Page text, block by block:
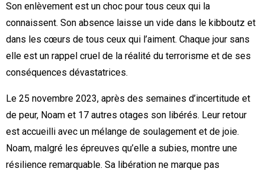
Son enlèvement est un choc pour tous ceux qui la
connaissent. Son absence laisse un vide dans le kibboutz et
dans les cœurs de tous ceux qui l’aiment. Chaque jour sans
elle est un rappel cruel de la réalité du terrorisme et de ses
conséquences dévastatrices.
Le 25 novembre 2023, après des semaines d’incertitude et
de peur, Noam et 17 autres otages son libérés. Leur retour
est accueilli avec un mélange de soulagement et de joie.
Noam, malgré les épreuves qu’elle a subies, montre une
résilience remarquable. Sa libération ne marque pas